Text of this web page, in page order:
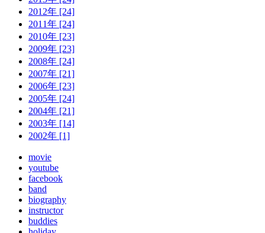
2012年 [24]
2011年 [24]
2010年 [23]
2009年 [23]
2008年 [24]
2007年 [21]
2006年 [23]
2005年 [24]
2004年 [21]
2003年 [14]
2002年 [1]
movie
youtube
facebook
band
biography
instructor
buddies